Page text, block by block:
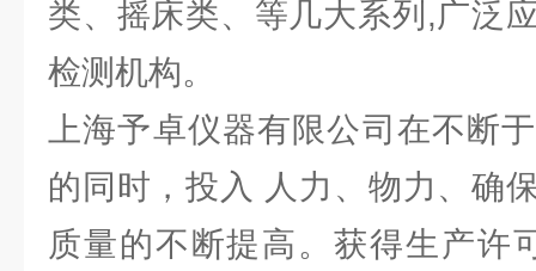
类、摇床类、等几大系列,广泛
检测机构。
上海予卓仪器有限公司在不断
的同时，投入 人力、物力、确
质量的不断提高。获得生产许